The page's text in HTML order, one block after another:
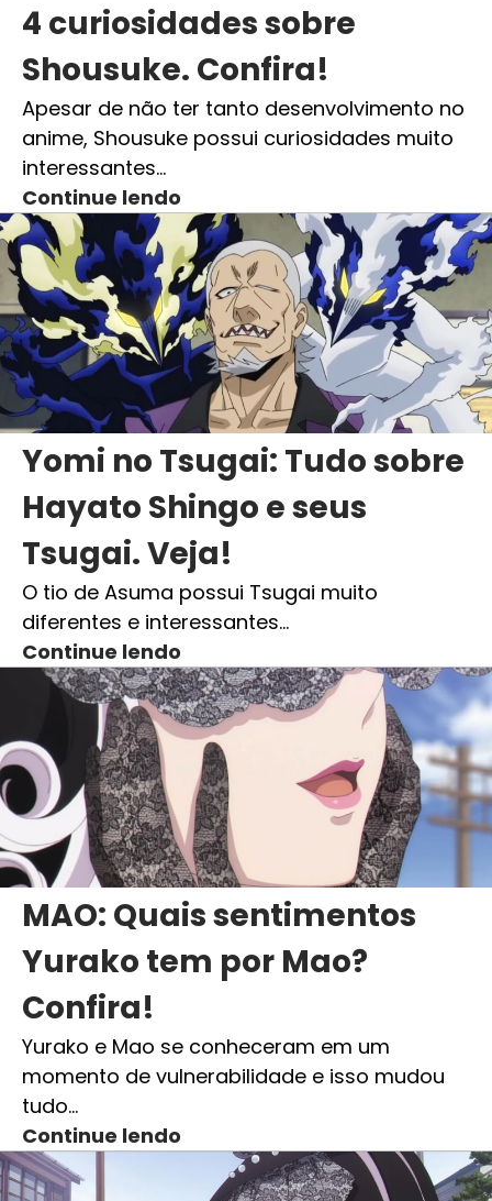
4 curiosidades sobre
Shousuke. Confira!
Apesar de não ter tanto desenvolvimento no
anime, Shousuke possui curiosidades muito
interessantes…
Continue lendo
Yomi no Tsugai: Tudo sobre
Hayato Shingo e seus
Tsugai. Veja!
O tio de Asuma possui Tsugai muito
diferentes e interessantes…
Continue lendo
MAO: Quais sentimentos
Yurako tem por Mao?
Confira!
Yurako e Mao se conheceram em um
momento de vulnerabilidade e isso mudou
tudo…
Continue lendo